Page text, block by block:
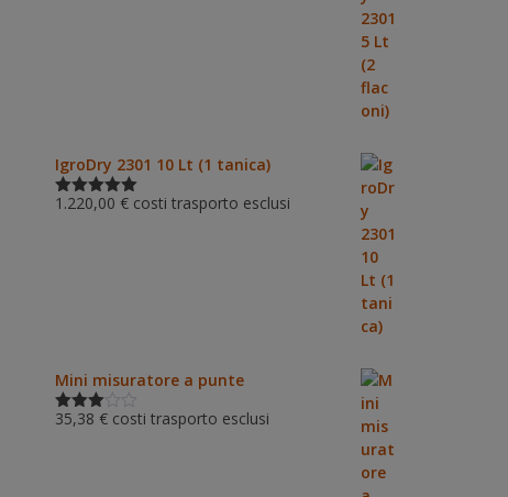
IgroDry 2301 10 Lt (1 tanica)
Valutato
1.220,00 € costi trasporto esclusi
Mini misuratore a punte
Valutat
35,38 € costi trasporto esclusi